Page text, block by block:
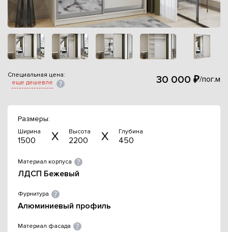
Специальная цена:
еще дешевле
30 000 ₽/пог.м
Размеры:
Ширина
1500
Высота
2200
Глубина
450
Материал корпуса
ЛДСП Бежевый
Фурнитура
Алюминиевый профиль
Материал фасада